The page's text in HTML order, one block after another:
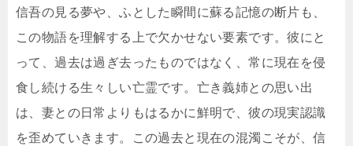
信吾の見る夢や、ふとした瞬間に蘇る記憶の断片も、
この物語を理解する上で欠かせない要素です。彼にと
って、過去は過ぎ去ったものではなく、常に現在を侵
食し続ける生々しい亡霊です。亡き義姉との思い出
は、妻との日常よりもはるかに鮮明で、彼の現実認識
を歪めていきます。この過去と現在の混濁こそが、信